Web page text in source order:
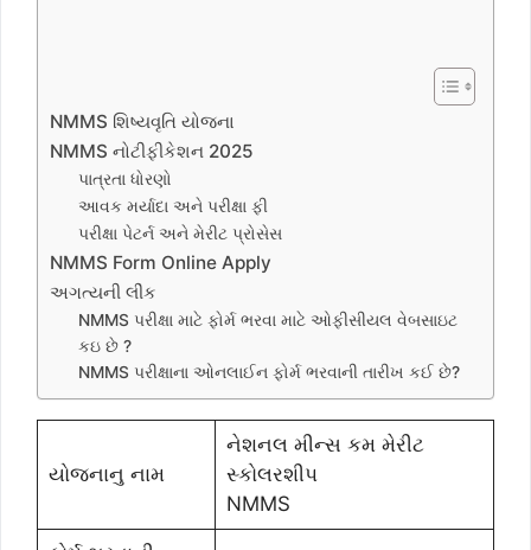
NMMS શિષ્યવૃતિ યોજના
NMMS નોટીફીકેશન 2025
પાત્રતા ધોરણો
આવક મર્યાદા અને પરીક્ષા ફી
પરીક્ષા પેટર્ન અને મેરીટ પ્રોસેસ
NMMS Form Online Apply
અગત્યની લીંક
NMMS પરીક્ષા માટે ફોર્મ ભરવા માટે ઓફીસીયલ વેબસાઇટ
કઇ છે ?
NMMS પરીક્ષાના ઓનલાઈન ફોર્મ ભરવાની તારીખ કઈ છે?
યોજનાનુ નામ
નેશનલ મીન્સ કમ મેરીટ
સ્કોલરશીપ
NMMS